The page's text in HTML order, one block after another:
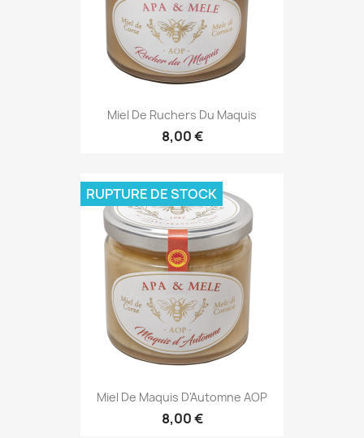
Miel De Ruchers Du Maquis
8,00 €
Miel De Maquis D'Automne AOP
8,00 €
RUPTURE DE STOCK